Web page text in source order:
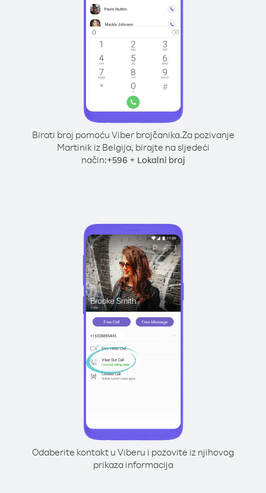
Birati broj pomoću Viber brojčanika.Za pozivanje
Martinik iz Belgija, birajte na sljedeći
način:+596 + Lokalni broj
Odaberite kontakt u Viberu i pozovite iz njihovog
prikaza informacija